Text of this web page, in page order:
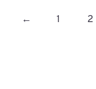
← 1 2